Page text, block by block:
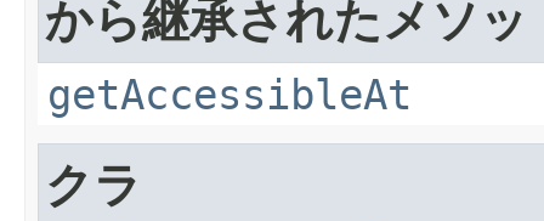
から継承されたメソッ
getAccessibleAt
クラ